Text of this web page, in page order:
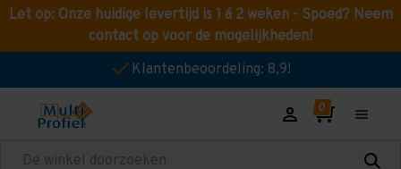
Let op: Onze huidige levertijd is 1 á 2 weken - Spoed? Neem
contact op voor de mogelijkheden!
Klantenbeoordeling: 8,9!
Zoeken